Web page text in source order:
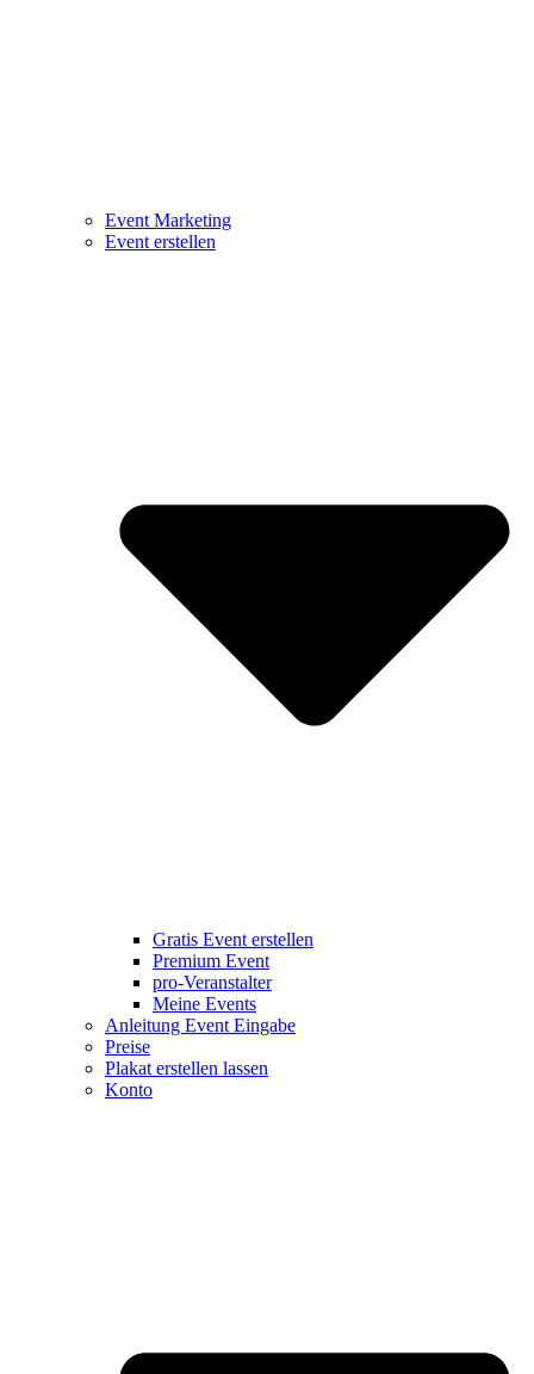
Event Marketing
Event erstellen
Gratis Event erstellen
Premium Event
pro-Veranstalter
Meine Events
Anleitung Event Eingabe
Preise
Plakat erstellen lassen
Konto